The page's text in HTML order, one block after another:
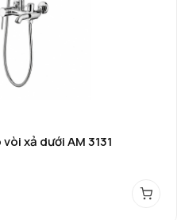
xả dưới AM 3131